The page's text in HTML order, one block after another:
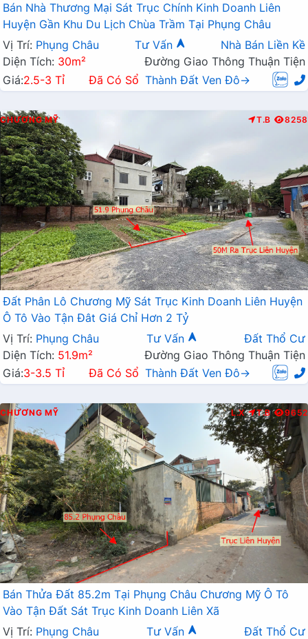
Bán Nhà Thương Mại Sát Trục Chính Kinh Doanh Liên
Huyện Gần Khu Du Lịch Chùa Trầm Tại Phụng Châu
Vị Trí: Phụng Châu Tư Vấn
Nhà Bán Liền Kề
Diện Tích: 30m²
Đường Giao Thông Thuận Tiện
Giá:2.5-3 Tỉ Đã Có Sổ Thành Đất Ven Đô→
CHƯƠNG MỸ T.B 8258
Đất Phân Lô Chương Mỹ Sát Trục Kinh Doanh Liên Huyện
Ô Tô Vào Tận Đât Giá Chỉ Hơn 2 Tỷ
Vị Trí: Phụng Châu Tư Vấn
Đất Thổ Cư
Diện Tích: 51.9m²
Đường Giao Thông Thuận Tiện
Giá:3-3.5 Tỉ Đã Có Sổ Thành Đất Ven Đô→
CHƯƠNG MỸ L.X T.B 9652
Bán Thửa Đất 85.2m Tại Phụng Châu Chương Mỹ Ô Tô
Vào Tận Đất Sát Trục Kinh Doanh Liên Xã
Vị Trí: Phụng Châu Tư Vấn
Đất Thổ Cư